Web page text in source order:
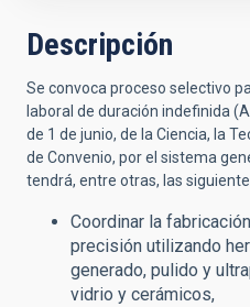
Descripción
Se convoca proceso selectivo
laboral de duración indefinida
de 1 de junio, de la Ciencia, la
de Convenio, por el sistema
tendrá, entre otras, las
Coordinar la
precisión utilizando
generado, pulido y
vidrio y cerámicos,